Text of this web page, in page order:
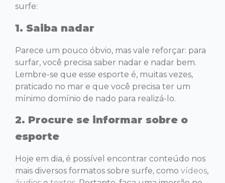
surfe:
1. Saiba nadar
Parece um pouco óbvio, mas vale reforçar: para
surfar, você precisa saber nadar e nadar bem.
Lembre-se que esse esporte é, muitas vezes,
praticado no mar e que você precisa ter um
mínimo domínio de nado para realizá-lo.
2. Procure se informar sobre o
esporte
Hoje em dia, é possível encontrar conteúdo nos
mais diversos formatos sobre surfe, como vídeos,